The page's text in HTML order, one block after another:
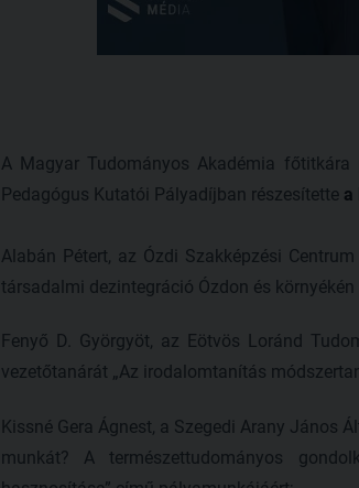
A Magyar Tudományos Akadémia
Pedagógus Kutatói Pályadíjban részesítette a
Alabán Pétert, az Ózdi Szakképzési
társadalmi dezintegráció Ózdon és
Fenyő D. Györgyöt, az Eötvös Loránd
vezetőtanárát „Az irodalomtanítás
Kissné Gera Ágnest, a Szegedi Arany János
munkát? A természettudományos